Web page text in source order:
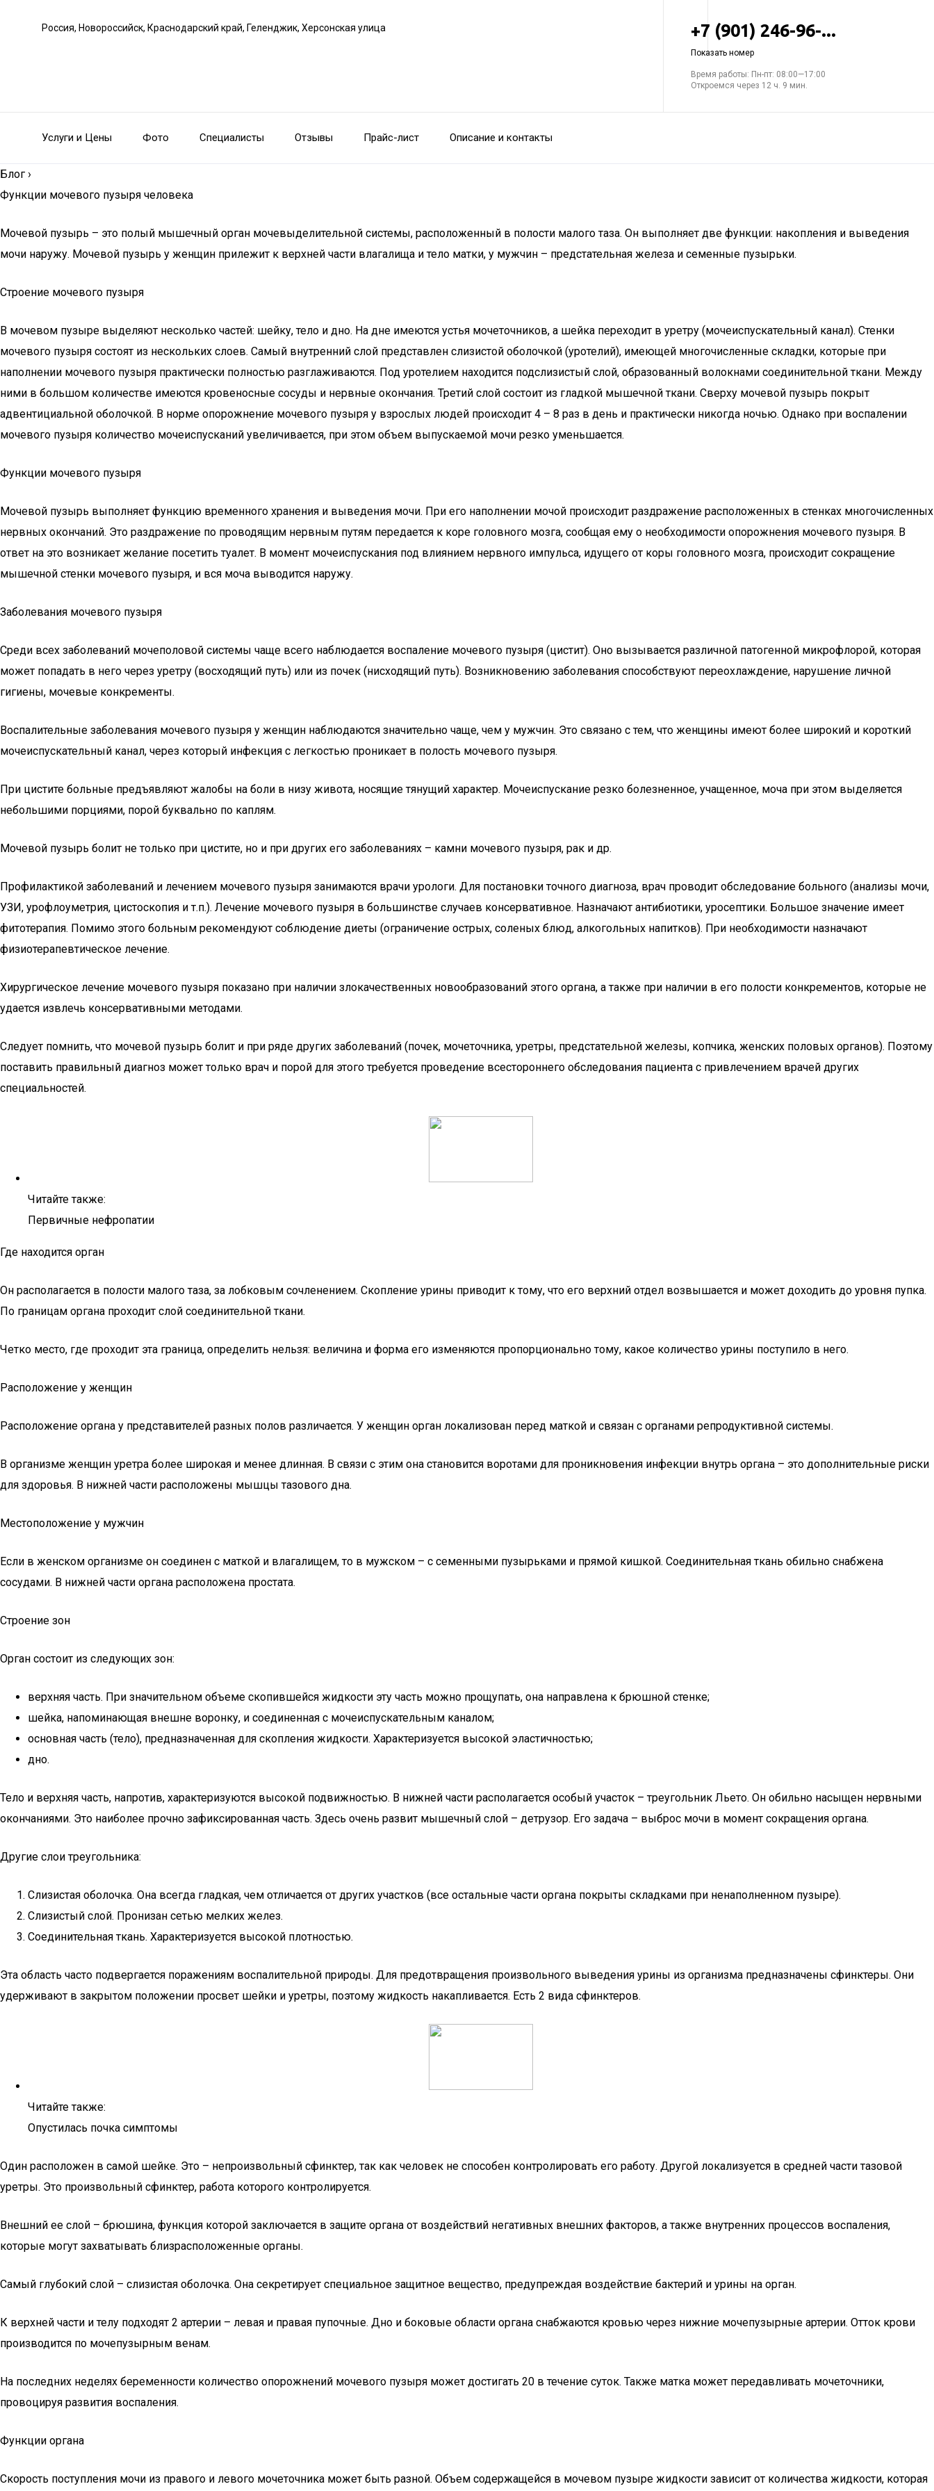
Россия, Новороссийск, Краснодарский край, Геленджик, Херсонская улица +7 (901) 246-96-...
Показать номер
Время работы: Пн-пт: 08:00—17:00
Откроемся через 12 ч. 9 мин.
Услуги и Цены Фото Специалисты Отзывы Прайс-лист Описание и контакты
Блог ›
Функции мочевого пузыря человека
Мочевой пузырь – это полый мышечный орган мочевыделительной системы, расположенный в полости малого таза. Он выполняет две функции: накопления и выведения
мочи наружу. Мочевой пузырь у женщин прилежит к верхней части влагалища и тело матки, у мужчин – предстательная железа и семенные пузырьки.
Строение мочевого пузыря
В мочевом пузыре выделяют несколько частей: шейку, тело и дно. На дне имеются устья мочеточников, а шейка переходит в уретру (мочеиспускательный канал). Стенки
мочевого пузыря состоят из нескольких слоев. Самый внутренний слой представлен слизистой оболочкой (уротелий), имеющей многочисленные складки, которые при
наполнении мочевого пузыря практически полностью разглаживаются. Под уротелием находится подслизистый слой, образованный волокнами соединительной ткани. Между
ними в большом количестве имеются кровеносные сосуды и нервные окончания. Третий слой состоит из гладкой мышечной ткани. Сверху мочевой пузырь покрыт
адвентициальной оболочкой. В норме опорожнение мочевого пузыря у взрослых людей происходит 4 – 8 раз в день и практически никогда ночью. Однако при воспалении
мочевого пузыря количество мочеиспусканий увеличивается, при этом объем выпускаемой мочи резко уменьшается.
Функции мочевого пузыря
Мочевой пузырь выполняет функцию временного хранения и выведения мочи. При его наполнении мочой происходит раздражение расположенных в стенках многочисленных
нервных окончаний. Это раздражение по проводящим нервным путям передается к коре головного мозга, сообщая ему о необходимости опорожнения мочевого пузыря. В
ответ на это возникает желание посетить туалет. В момент мочеиспускания под влиянием нервного импульса, идущего от коры головного мозга, происходит сокращение
мышечной стенки мочевого пузыря, и вся моча выводится наружу.
Заболевания мочевого пузыря
Среди всех заболеваний мочеполовой системы чаще всего наблюдается воспаление мочевого пузыря (цистит). Оно вызывается различной патогенной микрофлорой, которая
может попадать в него через уретру (восходящий путь) или из почек (нисходящий путь). Возникновению заболевания способствуют переохлаждение, нарушение личной
гигиены, мочевые конкременты.
Воспалительные заболевания мочевого пузыря у женщин наблюдаются значительно чаще, чем у мужчин. Это связано с тем, что женщины имеют более широкий и короткий
мочеиспускательный канал, через который инфекция с легкостью проникает в полость мочевого пузыря.
При цистите больные предъявляют жалобы на боли в низу живота, носящие тянущий характер. Мочеиспускание резко болезненное, учащенное, моча при этом выделяется
небольшими порциями, порой буквально по каплям.
Мочевой пузырь болит не только при цистите, но и при других его заболеваниях – камни мочевого пузыря, рак и др.
Профилактикой заболеваний и лечением мочевого пузыря занимаются врачи урологи. Для постановки точного диагноза, врач проводит обследование больного (анализы мочи,
УЗИ, урофлоуметрия, цистоскопия и т.п.). Лечение мочевого пузыря в большинстве случаев консервативное. Назначают антибиотики, уросептики. Большое значение имеет
фитотерапия. Помимо этого больным рекомендуют соблюдение диеты (ограничение острых, соленых блюд, алкогольных напитков). При необходимости назначают
физиотерапевтическое лечение.
Хирургическое лечение мочевого пузыря показано при наличии злокачественных новообразований этого органа, а также при наличии в его полости конкрементов, которые не
удается извлечь консервативными методами.
Следует помнить, что мочевой пузырь болит и при ряде других заболеваний (почек, мочеточника, уретры, предстательной железы, копчика, женских половых органов). Поэтому
поставить правильный диагноз может только врач и порой для этого требуется проведение всестороннего обследования пациента с привлечением врачей других
специальностей.
Читайте также:
Первичные нефропатии
Где находится орган
Он располагается в полости малого таза, за лобковым сочленением. Скопление урины приводит к тому, что его верхний отдел возвышается и может доходить до уровня пупка.
По границам органа проходит слой соединительной ткани.
Четко место, где проходит эта граница, определить нельзя: величина и форма его изменяются пропорционально тому, какое количество урины поступило в него.
Расположение у женщин
Расположение органа у представителей разных полов различается. У женщин орган локализован перед маткой и связан с органами репродуктивной системы.
В организме женщин уретра более широкая и менее длинная. В связи с этим она становится воротами для проникновения инфекции внутрь органа – это дополнительные риски
для здоровья. В нижней части расположены мышцы тазового дна.
Местоположение у мужчин
Если в женском организме он соединен с маткой и влагалищем, то в мужском – с семенными пузырьками и прямой кишкой. Соединительная ткань обильно снабжена
сосудами. В нижней части органа расположена простата.
Строение зон
Орган состоит из следующих зон:
верхняя часть. При значительном объеме скопившейся жидкости эту часть можно прощупать, она направлена к брюшной стенке;
шейка, напоминающая внешне воронку, и соединенная с мочеиспускательным каналом;
основная часть (тело), предназначенная для скопления жидкости. Характеризуется высокой эластичностью;
дно.
Тело и верхняя часть, напротив, характеризуются высокой подвижностью. В нижней части располагается особый участок – треугольник Льето. Он обильно насыщен нервными
окончаниями. Это наиболее прочно зафиксированная часть. Здесь очень развит мышечный слой – детрузор. Его задача – выброс мочи в момент сокращения органа.
Другие слои треугольника:
Слизистая оболочка. Она всегда гладкая, чем отличается от других участков (все остальные части органа покрыты складками при ненаполненном пузыре).
Слизистый слой. Пронизан сетью мелких желез.
Соединительная ткань. Характеризуется высокой плотностью.
Эта область часто подвергается поражениям воспалительной природы. Для предотвращения произвольного выведения урины из организма предназначены сфинктеры. Они
удерживают в закрытом положении просвет шейки и уретры, поэтому жидкость накапливается. Есть 2 вида сфинктеров.
Читайте также:
Опустилась почка симптомы
Один расположен в самой шейке. Это – непроизвольный сфинктер, так как человек не способен контролировать его работу. Другой локализуется в средней части тазовой
уретры. Это произвольный сфинктер, работа которого контролируется.
Внешний ее слой – брюшина, функция которой заключается в защите органа от воздействий негативных внешних факторов, а также внутренних процессов воспаления,
которые могут захватывать близрасположенные органы.
Самый глубокий слой – слизистая оболочка. Она секретирует специальное защитное вещество, предупреждая воздействие бактерий и урины на орган.
К верхней части и телу подходят 2 артерии – левая и правая пупочные. Дно и боковые области органа снабжаются кровью через нижние мочепузырные артерии. Отток крови
производится по мочепузырным венам.
На последних неделях беременности количество опорожнений мочевого пузыря может достигать 20 в течение суток. Также матка может передавливать мочеточники,
провоцируя развития воспаления.
Функции органа
Скорость поступления мочи из правого и левого мочеточника может быть разной. Объем содержащейся в мочевом пузыре жидкости зависит от количества жидкости, которая